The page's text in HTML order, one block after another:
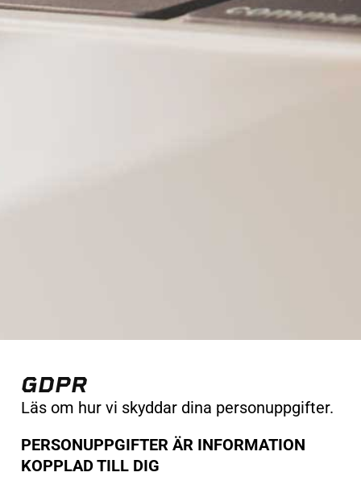
GDPR
Läs om hur vi skyddar dina personuppgifter.
PERSONUPPGIFTER ÄR INFORMATION
KOPPLAD TILL DIG